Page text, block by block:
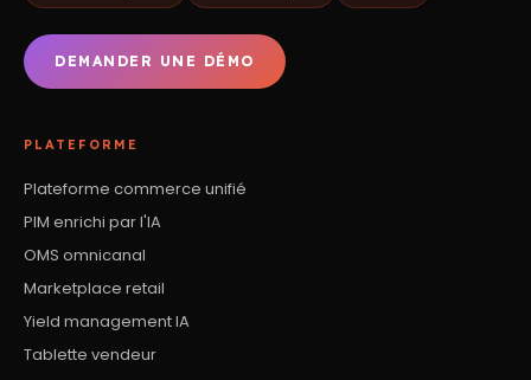
DEMANDER UNE DÉMO
PLATEFORME
Plateforme commerce unifié
PIM enrichi par l'IA
OMS omnicanal
Marketplace retail
Yield management IA
Tablette vendeur